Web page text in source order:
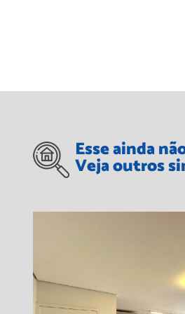
Esse ainda
Veja outros